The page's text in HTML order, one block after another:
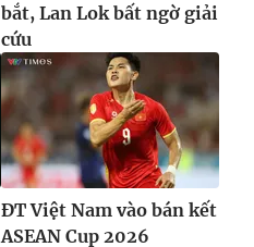
bắt, Lan Lok bất ngờ giải
cứu
ĐT Việt Nam vào bán kết
ASEAN Cup 2026